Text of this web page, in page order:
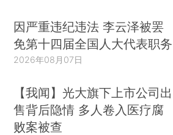
因严重违纪违法 李云泽被罢
免第十四届全国人大代表职务
2026年08月07日
【我闻】光大旗下上市公司出
售背后隐情 多人卷入医疗腐
败案被查